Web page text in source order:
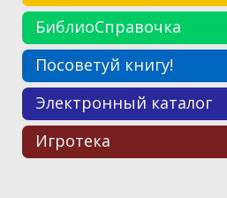
БиблиоСправочка
Посоветуй книгу!
Электронный каталог
Игротека